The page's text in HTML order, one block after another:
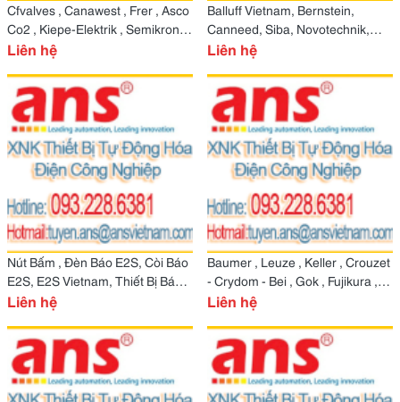
Cfvalves , Canawest , Frer , Asco
Co2 , Kiepe-Elektrik , Semikron ,
Nemico
Liên hệ
Balluff Vietnam, Bernstein,
Canneed, Siba, Novotechnik,
Stego, Datalogic
Liên hệ
Nút Bấm , Đèn Báo E2S, Còi Báo
E2S, E2S Vietnam, Thiết Bị Báo
Cháy E2S, E2S Viet
Liên hệ
Baumer , Leuze , Keller , Crouzet
- Crydom - Bei , Gok , Fujikura ,
Monroe ,E+H
Liên hệ